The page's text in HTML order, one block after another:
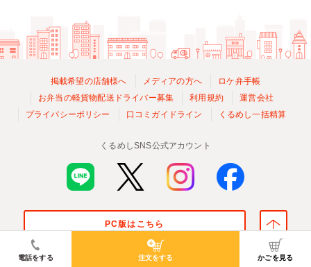
電話をする 注文をする かごを見る
掲載希望の店舗様へ メディアの方へ
ロケ弁手帳
お弁当の軽貨物配送ドライバー募集
利用規約
運営会社
プライバシーポリシー
口コミガイドライン くるめし一括精算
くるめしSNS公式アカウント
PC版はこちら
© Kurumeshi, Inc. All Rights Reserved.